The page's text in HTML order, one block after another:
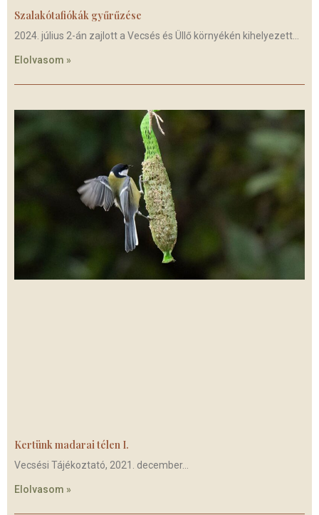
Szalakótafiókák gyűrűzése
2024. július 2-án zajlott a Vecsés és Üllő környékén kihelyezett
Elolvasom »
Kertünk madarai télen I.
Vecsési Tájékoztató, 2021. december
Elolvasom »